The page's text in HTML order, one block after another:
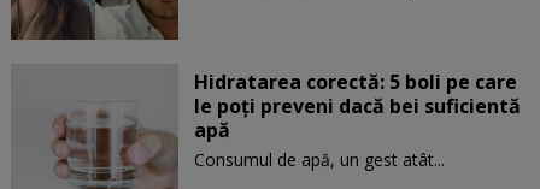
Hidratarea corectă: 5 boli pe care
le poți preveni dacă bei suficientă
apă
Consumul de apă, un gest atât...